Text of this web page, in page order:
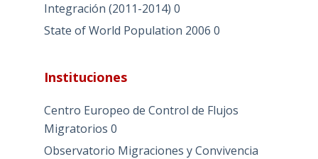
Integración (2011-2014) 0
State of World Population 2006 0
Instituciones
Centro Europeo de Control de Flujos
Migratorios 0
Observatorio Migraciones y Convivencia